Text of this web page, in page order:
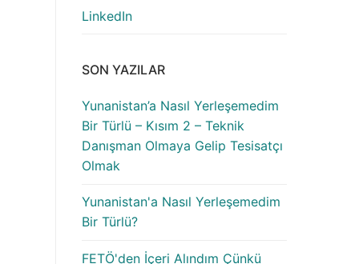
LinkedIn
SON YAZILAR
Yunanistan’a Nasıl Yerleşemedim
Bir Türlü – Kısım 2 – Teknik
Danışman Olmaya Gelip Tesisatçı
Olmak
Yunanistan'a Nasıl Yerleşemedim
Bir Türlü?
FETÖ'den İçeri Alındım Çünkü